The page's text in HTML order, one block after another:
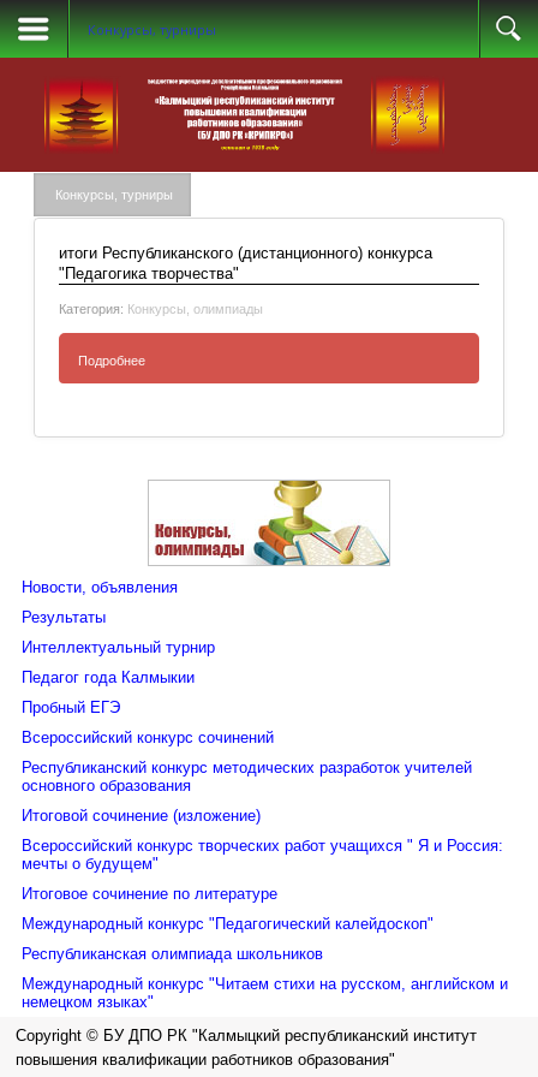
Конкурсы, турниры
Конкурсы, турниры
итоги Республиканского (дистанционного) конкурса
"Педагогика творчества"
Категория: Конкурсы, олимпиады
Подробнее
Кафедра педагогики, психологии и инклюзивного образования
конкурса «Педагогика творчества» для педагогов
образовательных организаций, работающих с детьми и
молодежью, в том числе с лицами с ограниченными
возможностями здоровья (ОВЗ).
В конкурсе приняло участие 91 педагогических работников
представлены по всем номинациям, отвечали требованиям к
оформлению и отличались своей новизной, актуальностью и
содержательностью.
Конкурсные испытания позволили участникам наилучшим
подробно рассказали о себе, продемонстрировав полную
галерею работ: методические и дидактические разработки,
Новости, объявления
Результаты
Интеллектуальный турнир
Педагог года Калмыкии
Пробный ЕГЭ
Всероссийский конкурс сочинений
Республиканский конкурс методических разработок учителей
основного образования
Итоговой сочинение (изложение)
Всероссийский конкурс творческих работ учащихся " Я и Россия:
мечты о будущем"
Итоговое сочинение по литературе
Международный конкурс "Педагогический калейдоскоп"
Республиканская олимпиада школьников
Международный конкурс "Читаем стихи на русском, английском и
немецком языках"
Copyright © БУ ДПО РК "Калмыцкий республиканский институт
повышения квалификации работников образования"